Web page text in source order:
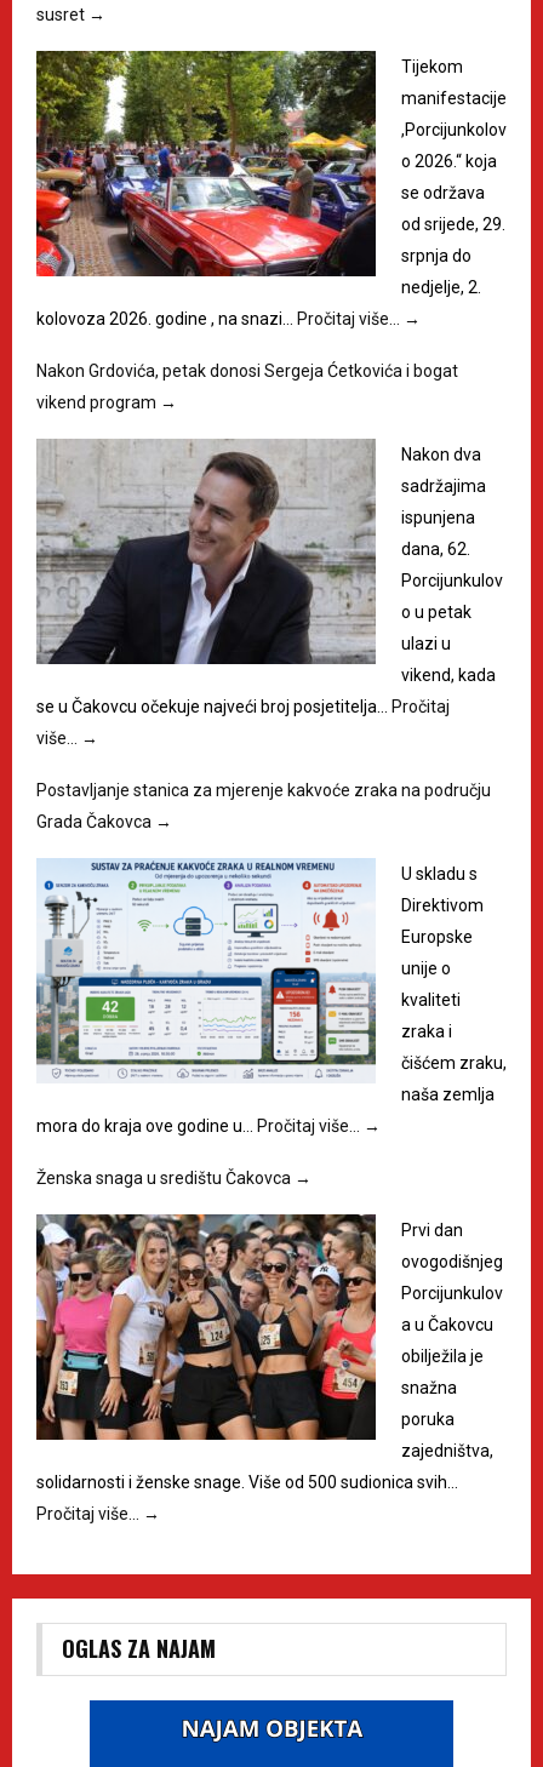
susret →
Tijekom
manifestacije
,Porcijunkolov
o 2026.“ koja
se održava
od srijede, 29.
srpnja do
nedjelje, 2.
kolovoza 2026. godine , na snazi… Pročitaj više… →
Nakon Grdovića, petak donosi Sergeja Ćetkovića i bogat
vikend program →
Nakon dva
sadržajima
ispunjena
dana, 62.
Porcijunkulov
o u petak
ulazi u
vikend, kada
se u Čakovcu očekuje najveći broj posjetitelja… Pročitaj
više… →
Postavljanje stanica za mjerenje kakvoće zraka na području
Grada Čakovca →
U skladu s
Direktivom
Europske
unije o
kvaliteti
zraka i
čišćem zraku,
naša zemlja
mora do kraja ove godine u… Pročitaj više… →
Ženska snaga u središtu Čakovca →
Prvi dan
ovogodišnjeg
Porcijunkulov
a u Čakovcu
obilježila je
snažna
poruka
zajedništva,
solidarnosti i ženske snage. Više od 500 sudionica svih…
Pročitaj više… →
OGLAS ZA NAJAM